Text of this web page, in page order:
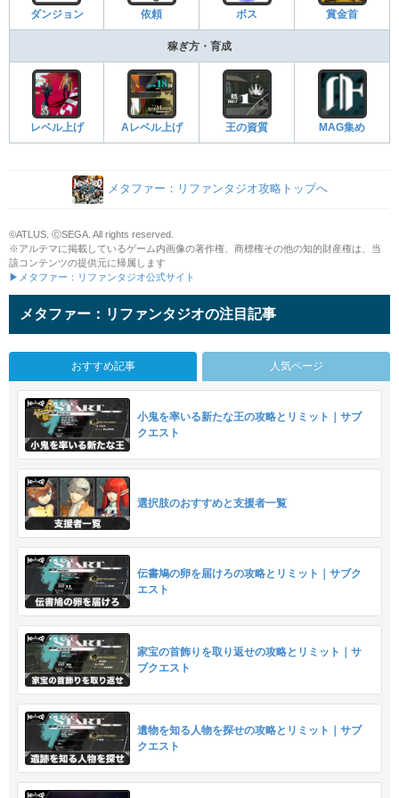
ダンジョン 依頼 ボス 賞金首
稼ぎ方・育成
レベル上げ Aレベル上げ 王の資質 MAG集め
メタファー：リファンタジオ攻略トップへ
©ATLUS. ⒸSEGA. All rights reserved.
※アルテマに掲載しているゲーム内画像の著作権、商標権その他の知的財産権は、当
該コンテンツの提供元に帰属します
▶メタファー：リファンタジオ公式サイト
メタファー：リファンタジオの注目記事
おすすめ記事 人気ページ
小鬼を率いる新たな王の攻略とリミット｜サブ
クエスト
選択肢のおすすめと支援者一覧
伝書鳩の卵を届けろの攻略とリミット｜サブク
エスト
家宝の首飾りを取り返せの攻略とリミット｜サ
ブクエスト
遺物を知る人物を探せの攻略とリミット｜サブ
クエスト